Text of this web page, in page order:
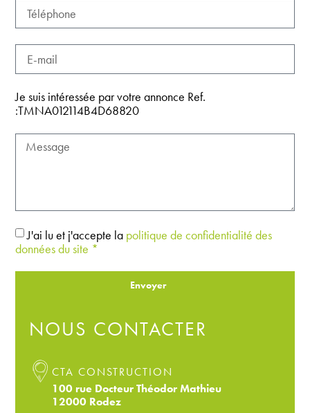
Je suis intéressée par votre annonce Ref.
:TMNA012114B4D68820
J'ai lu et j'accepte la politique de confidentialité des
données du site *
Envoyer
NOUS CONTACTER
CTA CONSTRUCTION
100 rue Docteur Théodor Mathieu
12000 Rodez